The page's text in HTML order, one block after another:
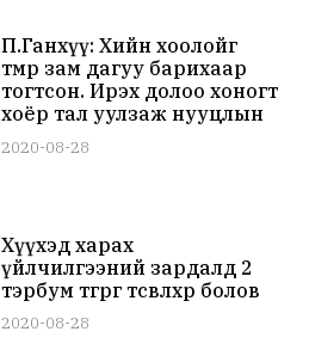
П.Ганхүү: Хийн хоолойг
төмөр зам дагуу барихаар
тогтсон. Ирэх долоо хоногт
хоёр тал уулзаж нууцлын
гэрээ байгуулна
2020-08-28
Хүүхэд харах
үйлчилгээний зардалд 2
тэрбум төгрөг төсөвлөхөөр болов
2020-08-28